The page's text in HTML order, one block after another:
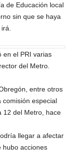
de Educación local
sin que se haya
en el PRI varias
del Metro.
entre otros
comisión especial
12 del Metro, hace
llegar a afectar
hubo acciones